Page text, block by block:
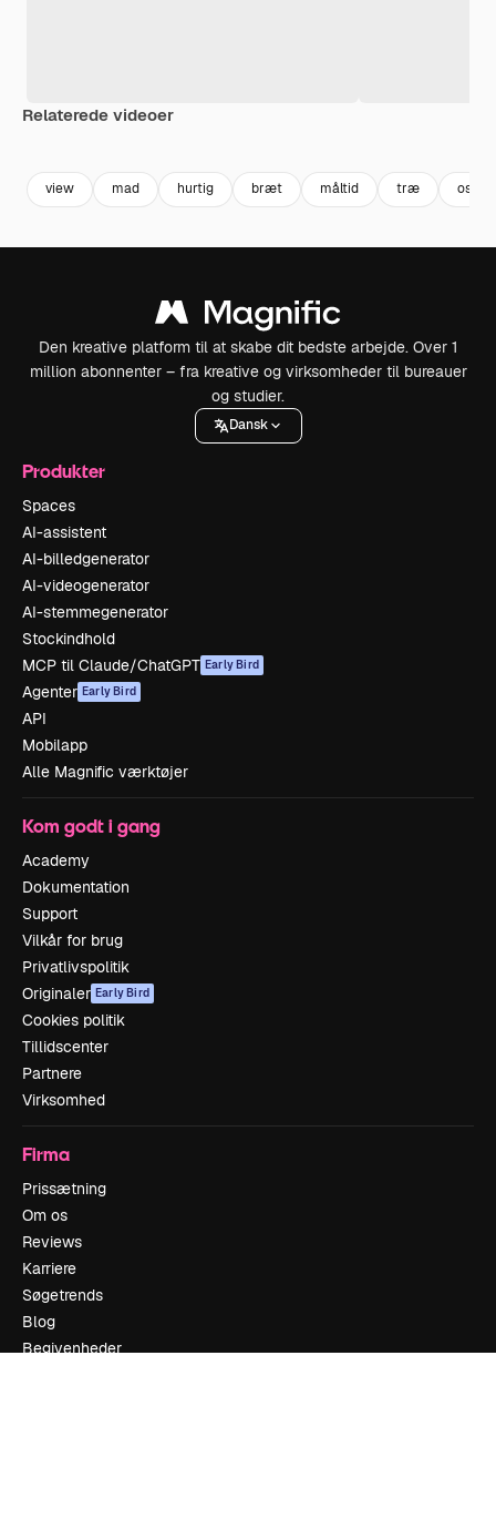
Relaterede videoer
view mad hurtig bræt måltid træ ost
Den kreative platform til at skabe dit bedste arbejde. Over 1
million abonnenter – fra kreative og virksomheder til bureauer
og studier.
Dansk
Produkter
Spaces
AI-assistent
AI-billedgenerator
AI-videogenerator
AI-stemmegenerator
Stockindhold
MCP til Claude/ChatGPT Early Bird
Agenter Early Bird
API
Mobilapp
Alle Magnific værktøjer
Kom godt i gang
Academy
Dokumentation
Support
Vilkår for brug
Privatlivspolitik
Originaler Early Bird
Cookies politik
Tillidscenter
Partnere
Virksomhed
Firma
Prissætning
Om os
Reviews
Karriere
Søgetrends
Blog
Begivenheder